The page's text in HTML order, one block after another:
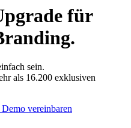
für
sein.
als 16.200 exklusiven
vereinbaren